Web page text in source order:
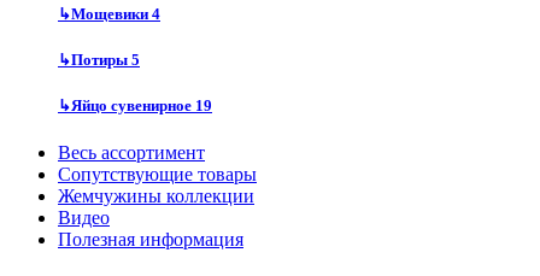
↳Мощевики 4
↳Потиры 5
↳Яйцо сувенирное 19
Весь ассортимент
Сопутствующие товары
Жемчужины коллекции
Видео
Полезная информация